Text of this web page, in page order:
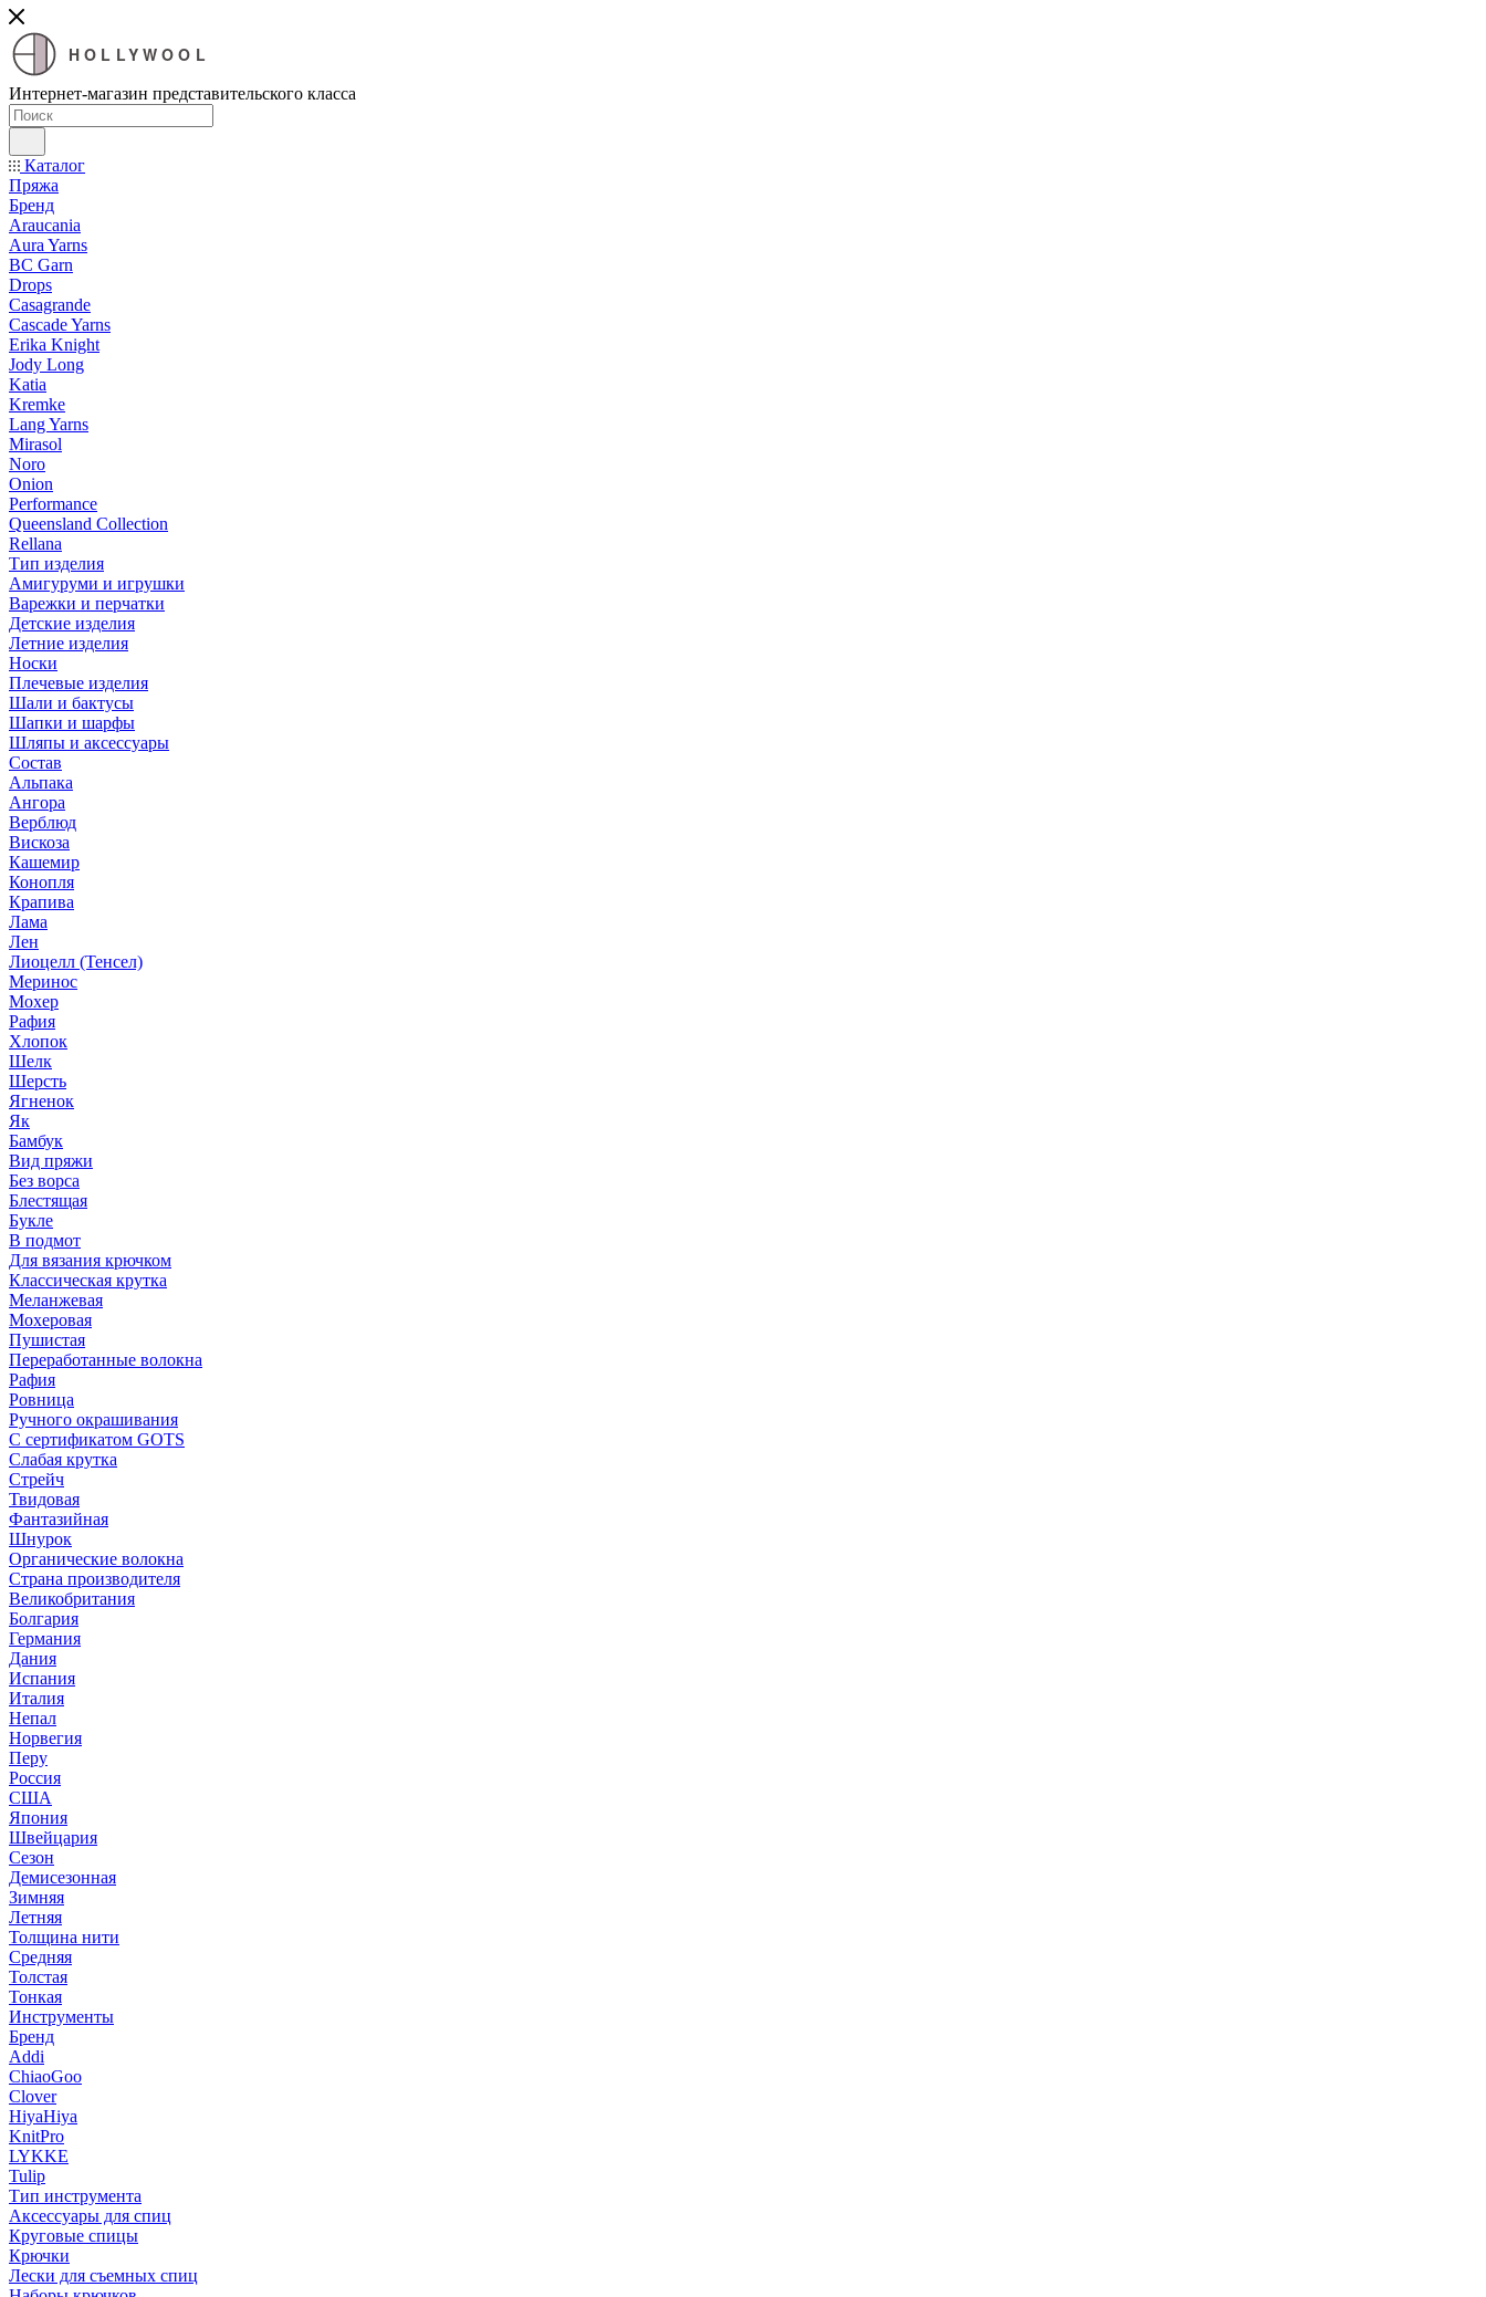
HOLLYWOOL
Интернет-магазин представительского класса
Каталог
Пряжа
Бренд
Araucania
Aura Yarns
BC Garn
Drops
Casagrande
Cascade Yarns
Erika Knight
Jody Long
Katia
Kremke
Lang Yarns
Mirasol
Noro
Onion
Performance
Queensland Collection
Rellana
Тип изделия
Амигуруми и игрушки
Варежки и перчатки
Детские изделия
Летние изделия
Носки
Плечевые изделия
Шали и бактусы
Шапки и шарфы
Шляпы и аксессуары
Состав
Альпака
Ангора
Верблюд
Вискоза
Кашемир
Конопля
Крапива
Лама
Лен
Лиоцелл (Тенсел)
Меринос
Мохер
Рафия
Хлопок
Шелк
Шерсть
Ягненок
Як
Бамбук
Вид пряжи
Без ворса
Блестящая
Букле
В подмот
Для вязания крючком
Классическая крутка
Меланжевая
Мохеровая
Пушистая
Переработанные волокна
Рафия
Ровница
Ручного окрашивания
С сертификатом GOTS
Слабая крутка
Стрейч
Твидовая
Фантазийная
Шнурок
Органические волокна
Страна производителя
Великобритания
Болгария
Германия
Дания
Испания
Италия
Непал
Норвегия
Перу
Россия
США
Япония
Швейцария
Сезон
Демисезонная
Зимняя
Летняя
Толщина нити
Средняя
Толстая
Тонкая
Инструменты
Бренд
Addi
ChiaoGoo
Clover
HiyaHiya
KnitPro
LYKKE
Tulip
Тип инструмента
Аксессуары для спиц
Круговые спицы
Крючки
Лески для съемных спиц